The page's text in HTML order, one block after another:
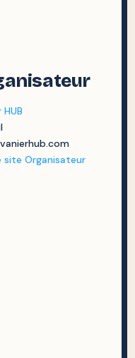
site Organisateur